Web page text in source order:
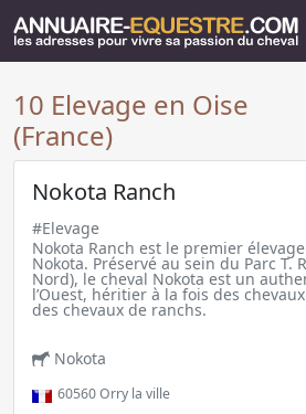
10 Elevage en Oise
(France)
Nokota Ranch
#Elevage
Nokota Ranch est le premier
Nokota. Préservé au sein du Parc T.
Nord), le cheval Nokota est un
l’Ouest, héritier à la fois des
des chevaux de ranchs.
Nokota
60560Orry la ville